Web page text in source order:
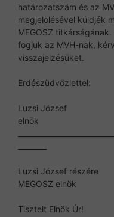
határozatszám és az
megjelölésével küldjék
MEGOSZ
fogjuk az MVH-nak,
visszajelzésüket.
Erdészüdvözlettel:
Luzsi József
elnök
Luzsi József részére
MEGOSZ elnök
Tisztelt Elnök Úr!